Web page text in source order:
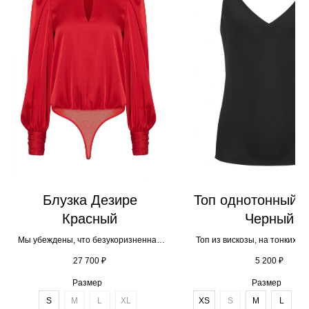
Блузка Дезире
Красный
Мы убеждены, что безукоризненная
мужчинах желание прикасаться,
оберегать, добиваться. Именно
поэтому наша блузка получила
название «Дезире» — производное
27 700 ₽
Размер
S
М L XL
Топ однотонный
Черный
Топ из вискозы, на тонких
стиле. Расклешенный
5 200 ₽
Размер
XS
S М L